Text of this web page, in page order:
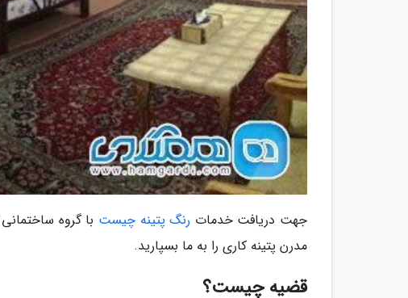
جهت دریافت خدمات رنگ پتینه چیست با گروه
مدرن پتینه کاری را به ما بسپارید.
قضیه چیست؟